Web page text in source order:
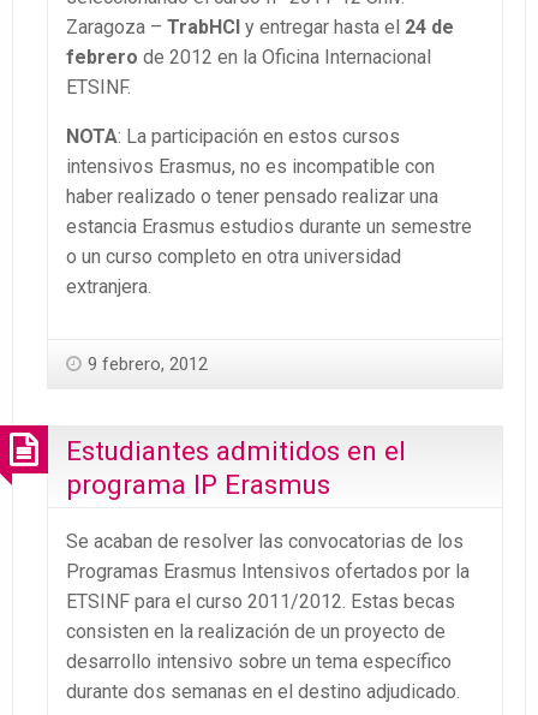
Zaragoza – TrabHCI y entregar hasta el 24 de
febrero de 2012 en la Oficina Internacional
ETSINF.
NOTA: La participación en estos cursos
intensivos Erasmus, no es incompatible con
haber realizado o tener pensado realizar una
estancia Erasmus estudios durante un semestre
o un curso completo en otra universidad
extranjera.
9 febrero, 2012
Estudiantes admitidos en el
programa IP Erasmus
Se acaban de resolver las convocatorias de los
Programas Erasmus Intensivos ofertados por la
ETSINF para el curso 2011/2012. Estas becas
consisten en la realización de un proyecto de
desarrollo intensivo sobre un tema específico
durante dos semanas en el destino adjudicado.